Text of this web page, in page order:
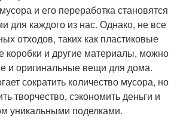
и его переработка становятся
для каждого из нас. Однако, не все
отходов, таких как пластиковые
коробки и другие материалы, можно
и оригинальные вещи для дома.
сократить количество мусора, но
творчество, сэкономить деньги и
уникальными поделками.